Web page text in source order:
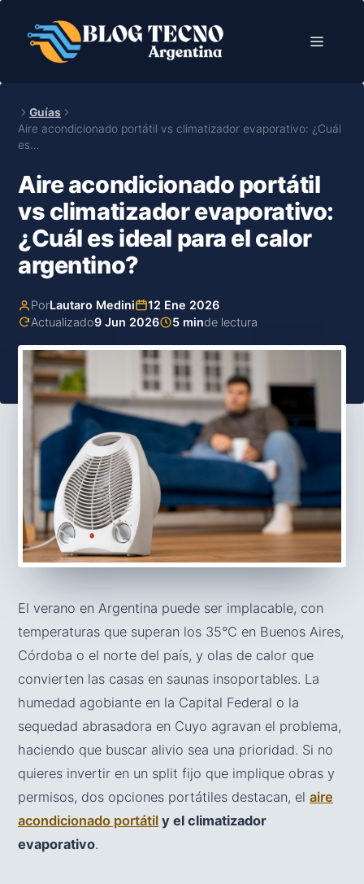
contenido
Menú
Guías
Aire acondicionado portátil vs climatizador evaporativo: ¿Cuál
es…
Aire acondicionado portátil
vs climatizador evaporativo:
¿Cuál es ideal para el calor
argentino?
PorLautaro Medini
12 Ene 2026
Actualizado9 Jun 2026 5 minde lectura
El verano en Argentina puede ser implacable, con
temperaturas que superan los 35°C en Buenos Aires,
Córdoba o el norte del país, y olas de calor que
convierten las casas en saunas insoportables. La
humedad agobiante en la Capital Federal o la
sequedad abrasadora en Cuyo agravan el problema,
haciendo que buscar alivio sea una prioridad. Si no
quieres invertir en un split fijo que implique obras y
permisos, dos opciones portátiles destacan, el aire
acondicionado portátil y el climatizador
evaporativo.